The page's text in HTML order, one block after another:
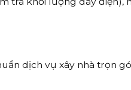
dịch vụ xây nhà trọn